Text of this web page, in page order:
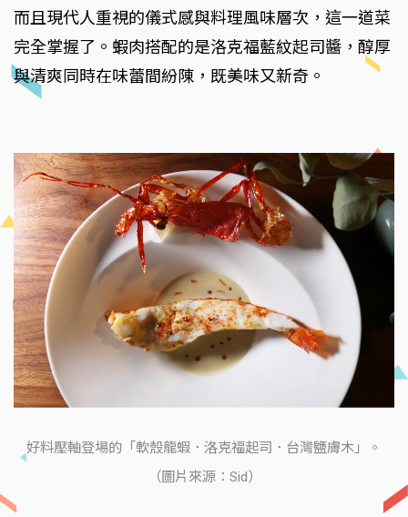
而且現代人重視的儀式感與料理風味層次，這一道菜
完全掌握了。蝦肉搭配的是洛克福藍紋起司醬，醇厚
與清爽同時在味蕾間紛陳，既美味又新奇。
好料壓軸登場的「軟殼龍蝦．洛克福起司．台灣鹽膚木」。
（圖片來源：Sid）